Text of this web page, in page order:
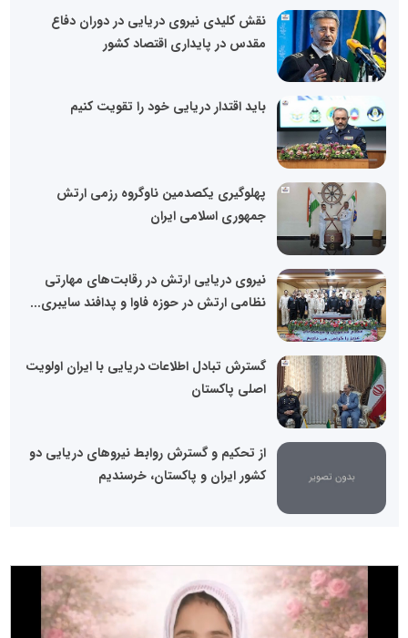
نقش کلیدی نیروی دریایی در دوران دفاع
مقدس در پایداری اقتصاد کشور
باید اقتدار دریایی خود را تقویت کنیم
پهلوگیری یکصدمین ناوگروه رزمی ارتش
جمهوری اسلامی ایران
نیروی دریایی ارتش در رقابت‌های مهارتی
نظامی ارتش در حوزه فاوا و پدافند سایبری...
گسترش تبادل اطلاعات دریایی با ایران اولویت
اصلی پاکستان
از تحکیم و گسترش روابط نیروهای دریایی دو
کشور ایران و پاکستان، خرسندیم